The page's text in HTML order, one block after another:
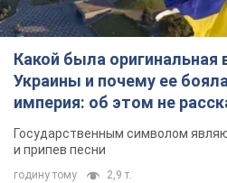
Какой была оригинальная
Украины и почему ее
империя: об этом не
Государственным символом
и припев песни
годину тому 2,9 т.